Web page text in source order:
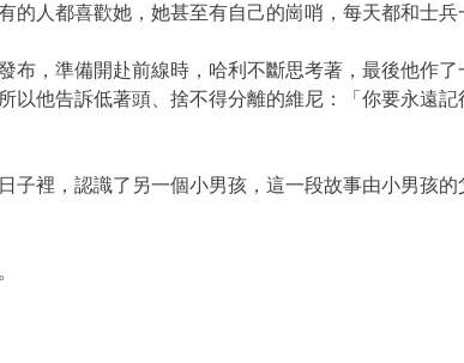
人都喜歡她，她甚至有自己的崗哨，每天都和士兵
，準備開赴前線時，哈利不斷思考著，最後他作了
以他告訴低著頭、捨不得分離的維尼：「你要永遠
裡，認識了另一個小男孩，這一段故事由小男孩的